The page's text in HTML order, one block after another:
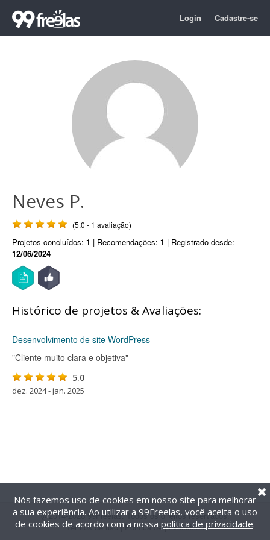
Login Cadastre-se
Neves P.
(5.0 - 1 avaliação)
Projetos concluídos: 1 | Recomendações: 1 | Registrado desde:
12/06/2024
Histórico de projetos & Avaliações:
Desenvolvimento de site WordPress
"Cliente muito clara e objetiva"
5.0
dez. 2024 - jan. 2025
@2014-2026 99Freelas. Todos os direitos reservados.
Termos de uso| Política de privacidade
Nós fazemos uso de cookies em nosso site para melhorar
a sua experiência. Ao utilizar a 99Freelas, você aceita o uso
de cookies de acordo com a nossa política de privacidade.